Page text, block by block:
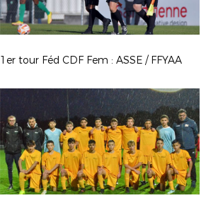
1er tour Féd CDF Fem : ASSE / FFYAA